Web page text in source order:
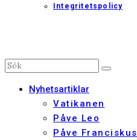
Integritetspolicy
Nyhetsartiklar
Vatikanen
Påve Leo
Påve Franciskus